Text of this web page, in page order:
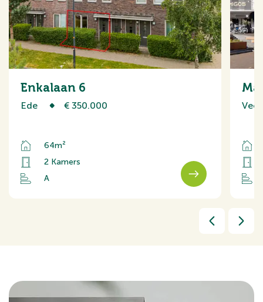
Enkalaan 6
Ede € 350.000
64m²
2 Kamers
A